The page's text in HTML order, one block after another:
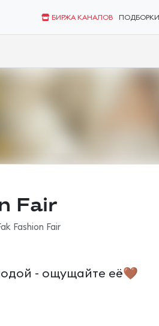
БИРЖА КАНАЛОВ ПОДБОРКИ
Fair
Fashion Fair
- ощущайте её🤎